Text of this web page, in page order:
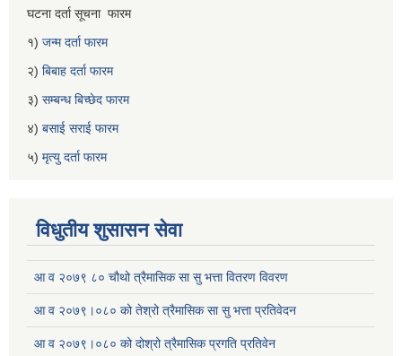
घटना दर्ता सूचना फारम
१) जन्म दर्ता फारम
२) बिबाह दर्ता फारम
३) सम्बन्ध बिच्छेद फारम
४) बसाई सराई फारम
५) मृत्यु दर्ता फारम
विधुतीय शुसासन सेवा
आ व २०७९ ८० चौथो त्रैमासिक सा सु भत्ता वितरण विवरण
आ व २०७९।०८० को तेश्रो त्रैमासिक सा सु भत्ता प्रतिवेदन
आ व २०७९।०८० को दोश्रो त्रैमासिक प्रगति प्रतिवेन